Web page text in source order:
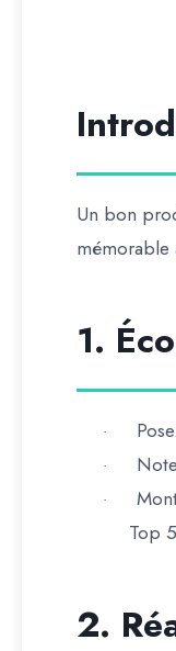
Un bon
mémorable
1.
·
·
·
Top
2.